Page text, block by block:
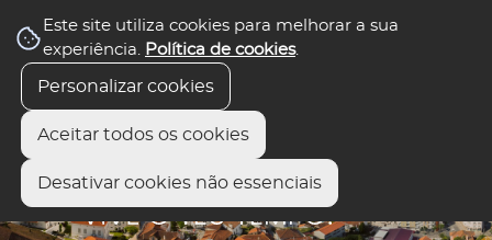
Este site utiliza cookies para melhorar a sua
experiência. Política de cookies.
Personalizar cookies
Aceitar todos os cookies
Desativar cookies não essenciais